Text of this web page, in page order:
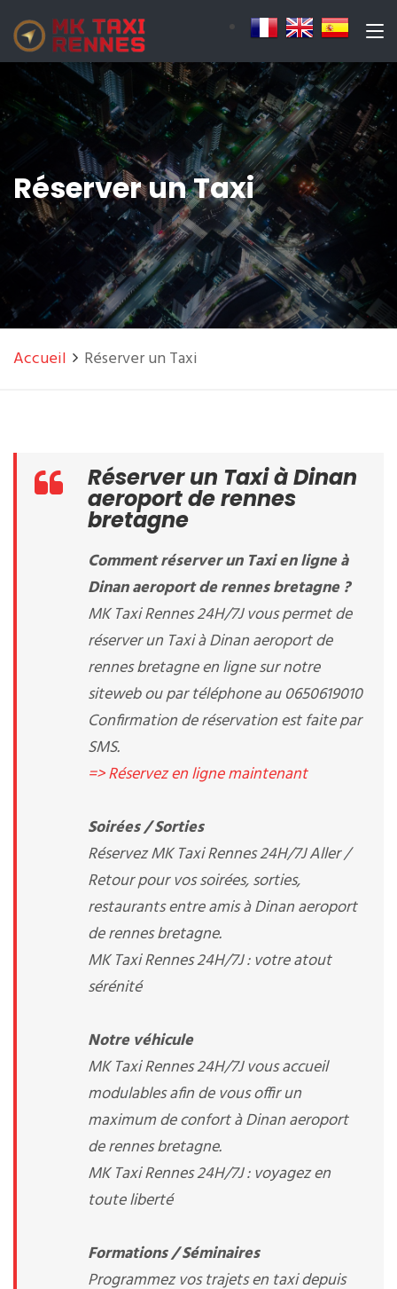
Réserver un Taxi
Accueil Réserver un Taxi
Réserver un Taxi à Dinan
aeroport de rennes
bretagne
Comment réserver un Taxi en ligne à
Dinan aeroport de rennes bretagne ?
MK Taxi Rennes 24H/7J vous permet de
réserver un Taxi à Dinan aeroport de
rennes bretagne en ligne sur notre
siteweb ou par téléphone au 0650619010
Confirmation de réservation est faite par
SMS.
=> Réservez en ligne maintenant
Soirées / Sorties
Réservez MK Taxi Rennes 24H/7J Aller /
Retour pour vos soirées, sorties,
restaurants entre amis à Dinan aeroport
de rennes bretagne.
MK Taxi Rennes 24H/7J : votre atout
sérénité
Notre véhicule
MK Taxi Rennes 24H/7J vous accueil
modulables afin de vous offir un
maximum de confort à Dinan aeroport
de rennes bretagne.
MK Taxi Rennes 24H/7J : voyagez en
toute liberté
Formations / Séminaires
Programmez vos trajets en taxi depuis